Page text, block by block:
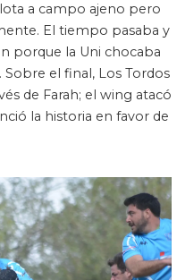
a campo ajeno pero
El tiempo pasaba y
porque la Uni chocaba
el final, Los Tordos
de Farah; el wing atacó
la historia en favor de